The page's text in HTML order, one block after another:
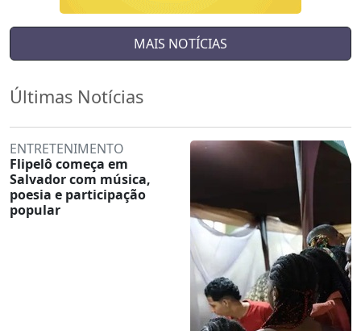
MAIS NOTÍCIAS
Últimas Notícias
ENTRETENIMENTO
Flipelô começa em
Salvador com música,
poesia e participação
popular